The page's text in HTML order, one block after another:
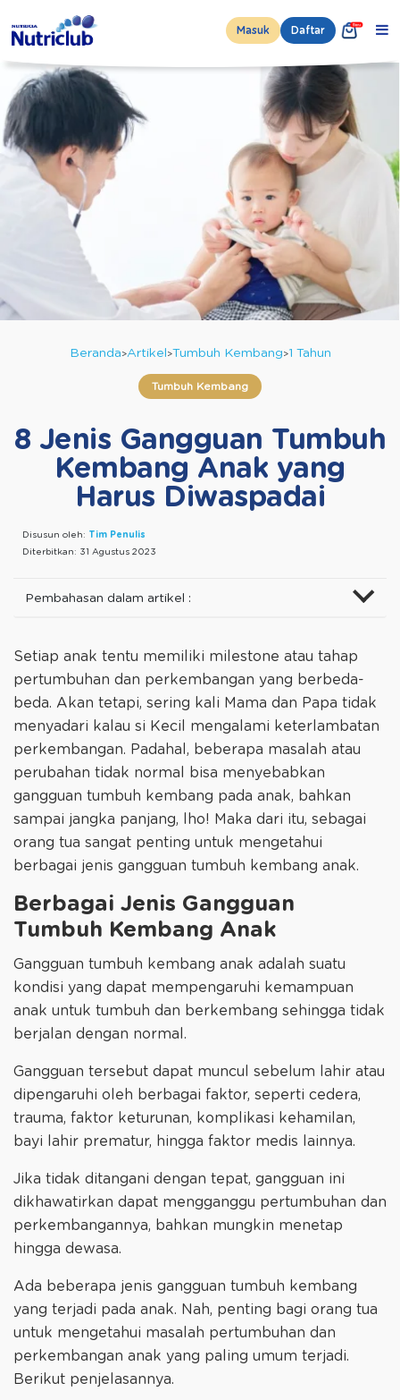
Masuk Daftar
Beranda Artikel Tumbuh Kembang 1 Tahun
Tumbuh Kembang
8 Jenis Gangguan Tumbuh
Kembang Anak yang
Harus Diwaspadai
Disusun oleh: Tim Penulis
Diterbitkan: 31 Agustus 2023
Pembahasan dalam artikel :
Setiap anak tentu memiliki milestone atau tahap
pertumbuhan dan perkembangan yang berbeda-
beda. Akan tetapi, sering kali Mama dan Papa tidak
menyadari kalau si Kecil mengalami keterlambatan
perkembangan. Padahal, beberapa masalah atau
perubahan tidak normal bisa menyebabkan
gangguan tumbuh kembang pada anak, bahkan
sampai jangka panjang, lho! Maka dari itu, sebagai
orang tua sangat penting untuk mengetahui
berbagai jenis gangguan tumbuh kembang anak.
Berbagai Jenis Gangguan
Tumbuh Kembang Anak
Gangguan tumbuh kembang anak adalah suatu
kondisi yang dapat mempengaruhi kemampuan
anak untuk tumbuh dan berkembang sehingga tidak
berjalan dengan normal.
Gangguan tersebut dapat muncul sebelum lahir atau
dipengaruhi oleh berbagai faktor, seperti cedera,
trauma, faktor keturunan, komplikasi kehamilan,
bayi lahir prematur, hingga faktor medis lainnya.
Jika tidak ditangani dengan tepat, gangguan ini
dikhawatirkan dapat mengganggu pertumbuhan dan
perkembangannya, bahkan mungkin menetap
hingga dewasa.
Ada beberapa jenis gangguan tumbuh kembang
yang terjadi pada anak. Nah, penting bagi orang tua
untuk mengetahui masalah pertumbuhan dan
perkembangan anak yang paling umum terjadi.
Berikut penjelasannya.